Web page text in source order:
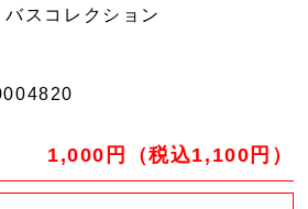
バスコレクション
1,000円（税込1,100円）